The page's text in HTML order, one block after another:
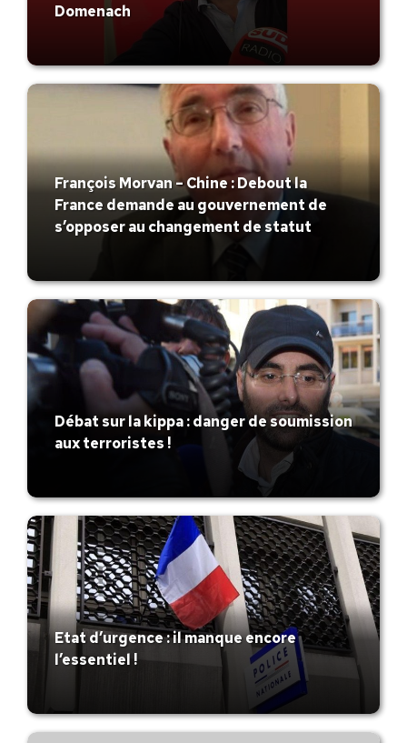
Domenach
François Morvan – Chine : Debout la
France demande au gouvernement de
s’opposer au changement de statut
Débat sur la kippa : danger de soumission
aux terroristes !
Etat d’urgence : il manque encore
l’essentiel !